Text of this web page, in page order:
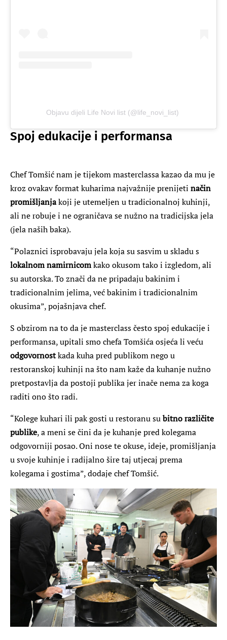
Objavu dijeli Life Novi list (@life_novi_list)
Spoj edukacije i performansa
Chef Tomšić nam je tijekom masterclassa kazao da mu je
kroz ovakav format kuharima najvažnije prenijeti način
promišljanjakoji je utemeljen u tradicionalnoj kuhinji,
ali ne robuje i ne ograničava se nužno na tradicijska jela
(jela naših baka).
“Polaznici isprobavaju jela koja su sasvim u skladu s
lokalnom namirnicomkako okusom tako i izgledom, ali
su autorska. To znači da ne pripadaju bakinim i
tradicionalnim jelima, već bakinim i tradicionalnim
okusima”, pojašnjava chef.
S obzirom na to da je masterclass često spoj edukacije i
performansa, upitali smo chefa Tomšića osjeća li veću
odgovornostkada kuha pred publikom nego u
restoranskoj kuhinji na što nam kaže da kuhanje nužno
pretpostavlja da postoji publika jer inače nema za koga
raditi ono što radi.
“Kolege kuhari ili pak gosti u restoranu subitno različite
publike, a meni se čini da je kuhanje pred kolegama
odgovorniji posao. Oni nose te okuse, ideje, promišljanja
u svoje kuhinje i radijalno šire taj utjecaj prema
kolegama i gostima”, dodaje chef Tomšić.